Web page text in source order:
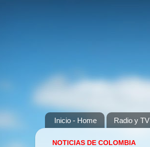
Inicio - Home Radio y TV
NOTICIAS DE COLOMBIA